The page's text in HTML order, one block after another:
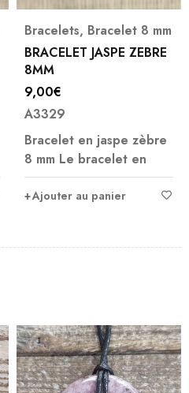
Bracelets, Bracelet 8 mm
BRACELET JASPE ZEBRE
8MM
9,00€
A3329
Bracelet en jaspe zèbre
8 mm Le bracelet en
Ajouter au panier